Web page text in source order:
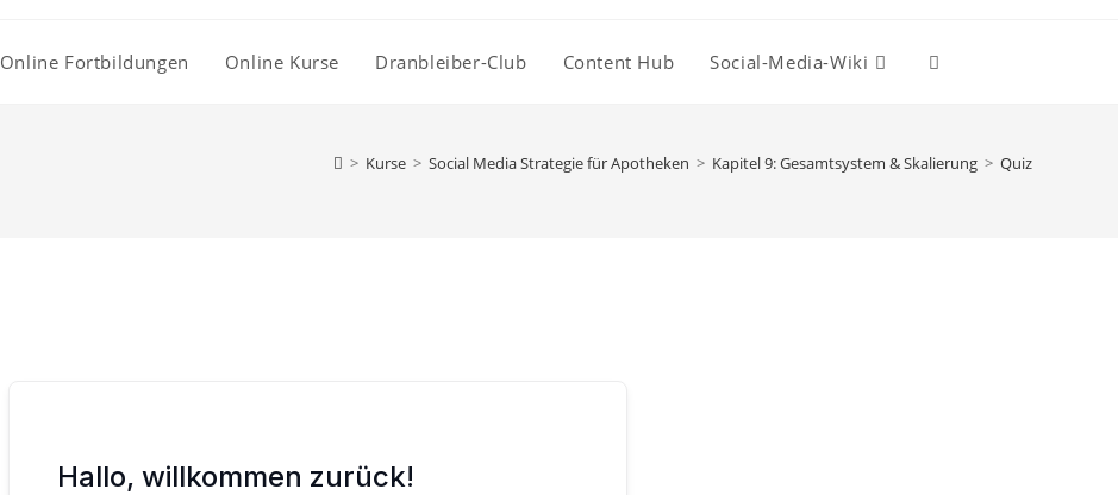
Online Fortbildungen Online Kurse Dranbleiber-Club Content Hub Social-Media-Wiki Website-
> Kurse > Social Media Strategie für Apotheken > Kapitel 9: Gesamtsystem & Skalierung > Quiz
Hallo, willkommen zurück!